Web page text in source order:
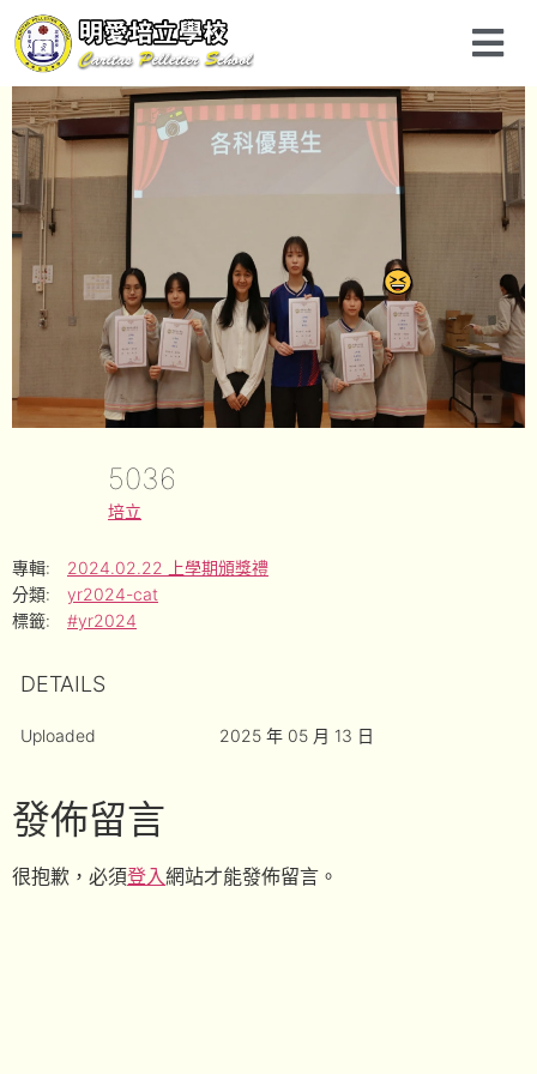
5036
培立
專輯:
2024.02.22 上學期頒獎禮
分類:
yr2024-cat
標籤:
#yr2024
DETAILS
Uploaded 2025 年 05 月 13 日
發佈留言
很抱歉，必須登入網站才能發佈留言。